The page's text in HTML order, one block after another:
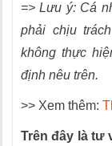
=>Lưu ý: Cá
phải chịu
không thực
định nêu trên.
>> Xem thêm:
Trên đây là tư